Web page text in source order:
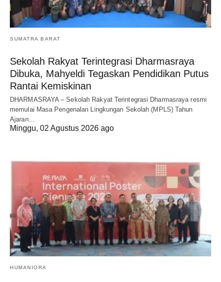
SUMATRA BARAT
Sekolah Rakyat Terintegrasi Dharmasraya
Dibuka, Mahyeldi Tegaskan Pendidikan Putus
Rantai Kemiskinan
DHARMASRAYA – Sekolah Rakyat Terintegrasi Dharmasraya resmi
memulai Masa Pengenalan Lingkungan Sekolah (MPLS) Tahun
Ajaran…
Minggu, 02 Agustus 2026 ago
HUMANIORA